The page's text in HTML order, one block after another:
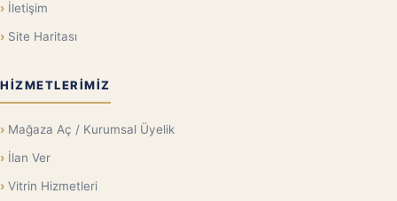
İletişim
Site Haritası
HIZMETLERIMIZ
Mağaza Aç / Kurumsal Üyelik
İlan Ver
Vitrin Hizmetleri